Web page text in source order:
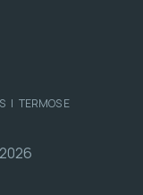
| TERMOS E